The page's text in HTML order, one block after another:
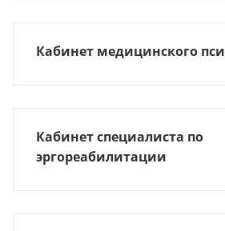
Кабинет медицинского
Кабинет специалиста по
эргореабилитации